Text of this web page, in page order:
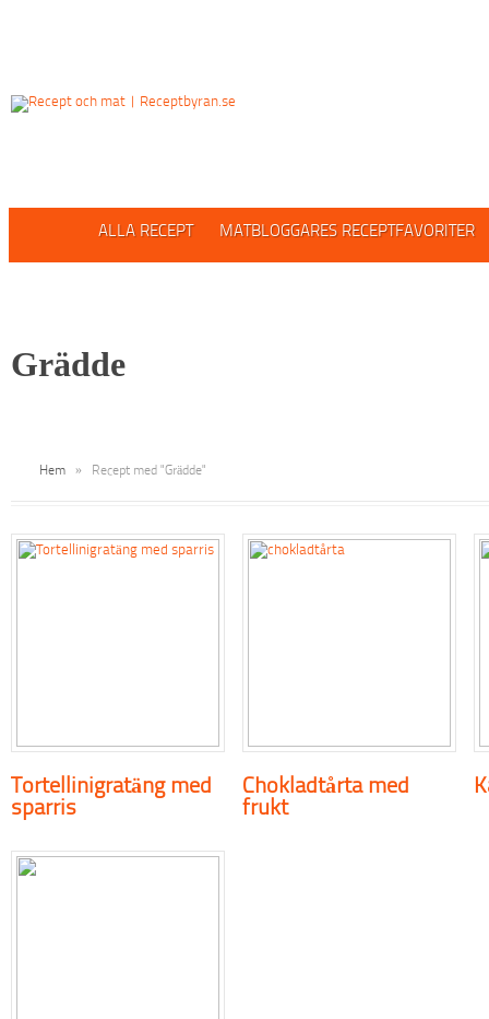
ALLA RECEPT MATBLOGGARES RECEPTFAVORITER
Grädde
Hem » Recept med "Grädde"
Tortellinigratäng med
sparris
Chokladtårta med
frukt